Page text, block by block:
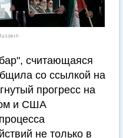
считающаяся
со ссылкой на
прогресс на
и США
не только в